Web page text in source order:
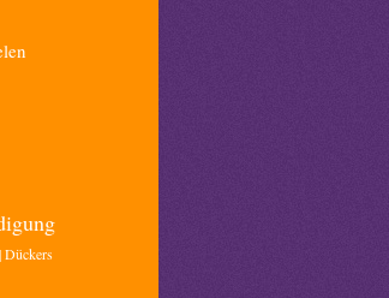
Dückers